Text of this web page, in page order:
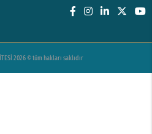
2026 © tüm hakları saklıdır